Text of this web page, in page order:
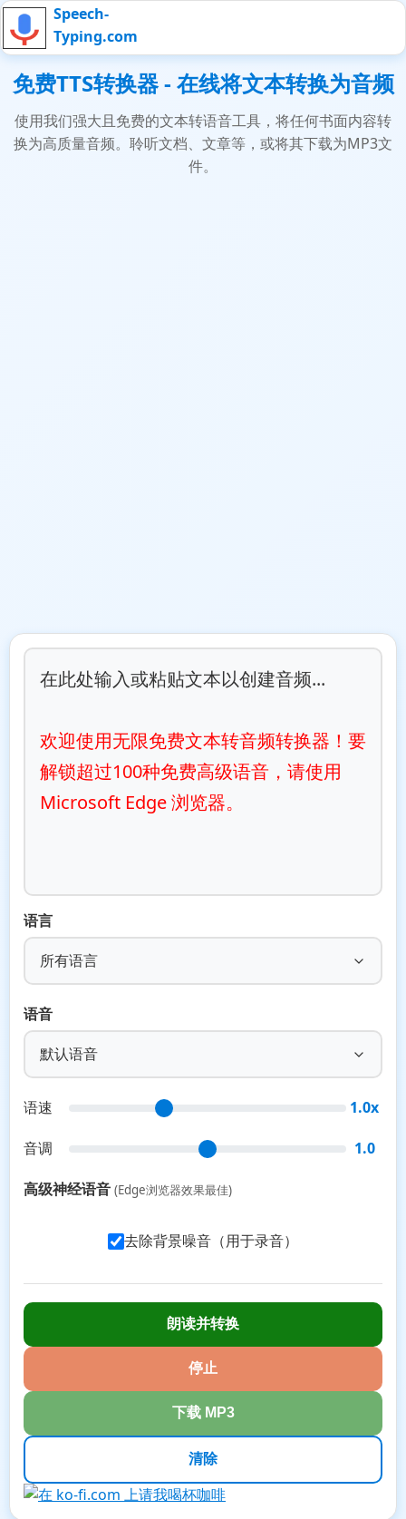
Speech-
Typing.com
免费TTS转换器 - 在线将文本转换为音频
使用我们强大且免费的文本转语音工具，将任何书面内容转
换为高质量音频。聆听文档、文章等，或将其下载为MP3文
件。
在此处输入或粘贴文本以创建音频...
欢迎使用无限免费文本转音频转换器！要
解锁超过100种免费高级语音，请使用
Microsoft Edge 浏览器。
语言
所有语言
语音
默认语音
语速 1.0x
音调 1.0
高级神经语音 (Edge浏览器效果最佳)
去除背景噪音（用于录音）
朗读并转换
停止
下载 MP3
清除